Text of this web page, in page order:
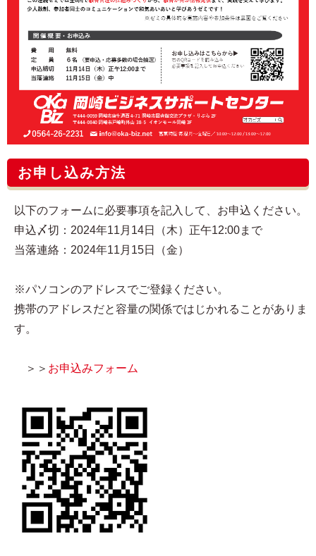
お申し込み方法
以下のフォームに必要事項を記入して、お申込ください。
申込〆切：2024年11月14日（木）正午12:00まで
当落連絡：2024年11月15日（金）
※パソコンのアドレスでご登録ください。
携帯のアドレスだと容量の関係ではじかれることがありま
す。
＞＞ お申込みフォーム